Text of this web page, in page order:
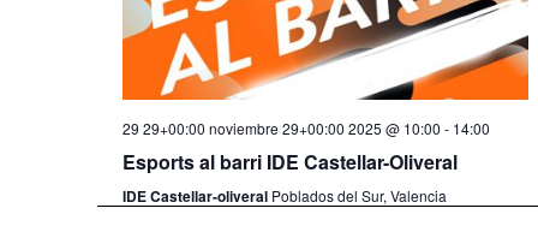
29 29+00:00 noviembre 29+00:00 2025 @ 10:00 - 14:00
Esports al barri IDE Castellar-Oliveral
IDE Castellar-oliveral Poblados del Sur, Valencia